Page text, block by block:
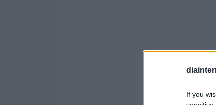
If you